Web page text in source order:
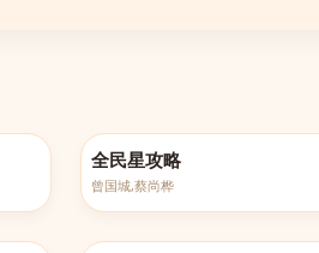
全民星攻略
曾国城,蔡尚桦